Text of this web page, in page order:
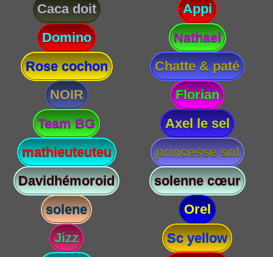
Caca doit
Appi
Domino
Nathael
Rose cochon
Chatte & paté
NOIR
Florian
Team BG
Axel le sel
mathieuteuteu
princesse sol
Davidhémoroid
solenne cœur
solene
Orel
Jizz
Sc yellow